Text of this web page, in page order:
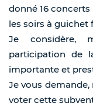
donné 16
les soirs à guichet
Je considère,
participation de
importante et
Je vous
voter cette